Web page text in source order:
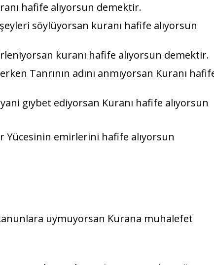
hafife alıyorsun demektir.
söylüyorsan kuranı hafife alıyorsun
kuranı hafife alıyorsun demektir.
Tanrının adını anmıyorsan Kuranı
gıybet ediyorsan Kuranı hafife alıyorsun
Yücesinin emirlerini hafife alıyorsun
uymuyorsan Kurana muhalefet